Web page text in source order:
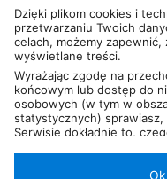
Najczęściej szukane
Cohen leonard Sieradz
Tina turner Sieradz
Dzięki plikom cookies i
przetwarzaniu Twoich
celach, możemy zapewnić,
wyświetlane treści.
Wyrażając zgodę na
końcowym lub dostęp do
osobowych (w tym w
statystycznych) sprawiasz,
Serwisie dokładnie to,
internetowy, dane